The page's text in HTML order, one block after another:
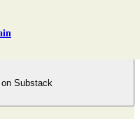
Substack